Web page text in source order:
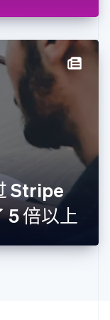
Stripe
5 倍以上